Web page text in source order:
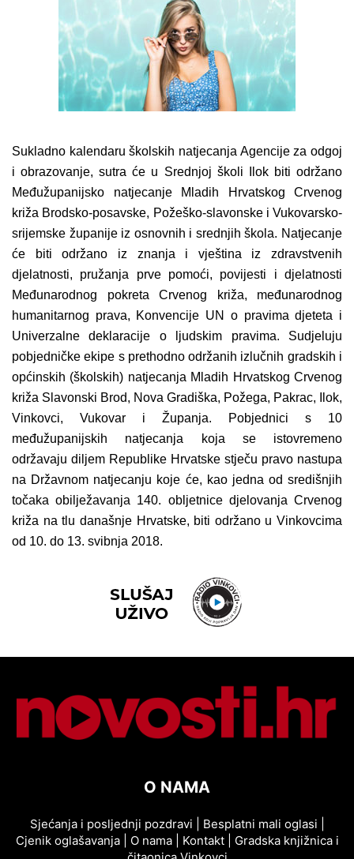
Sukladno kalendaru školskih natjecanja Agencije za odgoj
i obrazovanje, sutra će u Srednjoj školi Ilok biti održano
Međužupanijsko natjecanje Mladih Hrvatskog Crvenog
križa Brodsko-posavske, Požeško-slavonske i Vukovarsko-
srijemske županije iz osnovnih i srednjih škola. Natjecanje
će biti održano iz znanja i vještina iz zdravstvenih
djelatnosti, pružanja prve pomoći, povijesti i djelatnosti
Međunarodnog pokreta Crvenog križa, međunarodnog
humanitarnog prava, Konvencije UN o pravima djeteta i
Univerzalne deklaracije o ljudskim pravima. Sudjeluju
pobjedničke ekipe s prethodno održanih izlučnih gradskih i
općinskih (školskih) natjecanja Mladih Hrvatskog Crvenog
križa Slavonski Brod, Nova Gradiška, Požega, Pakrac, Ilok,
Vinkovci, Vukovar i Županja. Pobjednici s 10
međužupanijskih natjecanja koja se istovremeno
održavaju diljem Republike Hrvatske stječu pravo nastupa
na Državnom natjecanju koje će, kao jedna od središnjih
točaka obilježavanja 140. obljetnice djelovanja Crvenog
križa na tlu današnje Hrvatske, biti održano u Vinkovcima
od 10. do 13. svibnja 2018.
O NAMA
Sjećanja i posljednji pozdravi Besplatni mali oglasi
Cjenik oglašavanja| O nama| Kontakt| Gradska knjižnica i